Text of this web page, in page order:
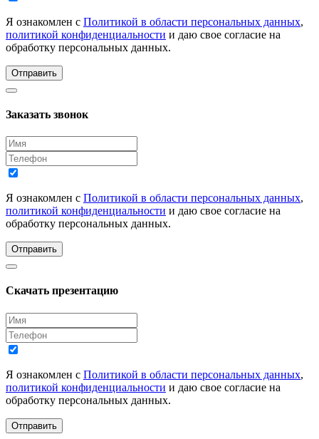
Я ознакомлен с Политикой в области персональных данных,
политикой конфиденциальности и даю свое согласие на
обработку персональных данных.
Отправить
Заказать звонок
Я ознакомлен с Политикой в области персональных данных,
политикой конфиденциальности и даю свое согласие на
обработку персональных данных.
Отправить
Скачать презентацию
Я ознакомлен с Политикой в области персональных данных,
политикой конфиденциальности и даю свое согласие на
обработку персональных данных.
Отправить